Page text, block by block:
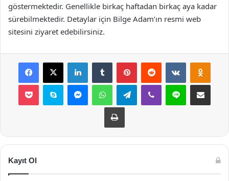
göstermektedir. Genellikle birkaç haftadan birkaç aya kadar
sürebilmektedir. Detaylar için Bilge Adam’ın resmi web
sitesini ziyaret edebilirsiniz.
Facebook
X LinkedInTumblr PinterestReddit VKontakte
Pocket Skype MessengerWhatsAppTelegramViber Line E-Posta ile
Yazdır
Kayıt Ol